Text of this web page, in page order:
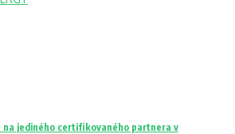
na jediného certifikovaného partnera v